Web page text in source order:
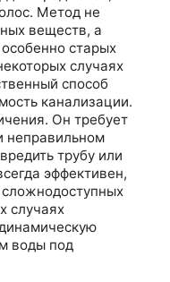
Метод не
веществ, а
старых
случаях
способ
канализации.
Он требует
неправильном
трубу или
эффективен,
случаях
воды под